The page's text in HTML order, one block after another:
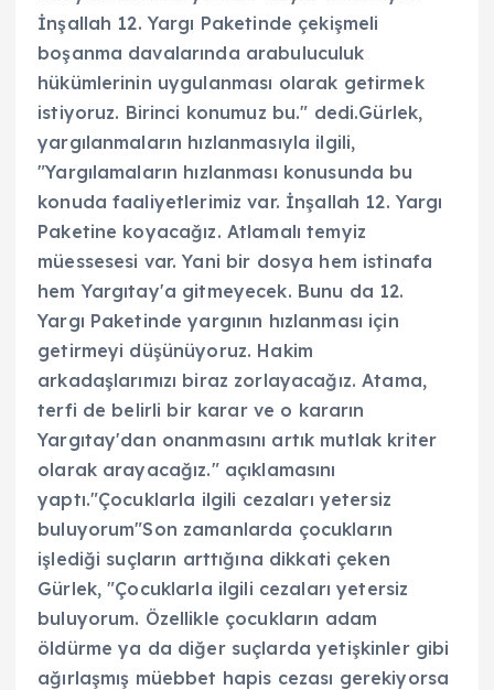
İnşallah 12. Yargı Paketinde çekişmeli
boşanma davalarında arabuluculuk
hükümlerinin uygulanması olarak getirmek
istiyoruz. Birinci konumuz bu." dedi.Gürlek,
yargılanmaların hızlanmasıyla ilgili,
"Yargılamaların hızlanması konusunda bu
konuda faaliyetlerimiz var. İnşallah 12. Yargı
Paketine koyacağız. Atlamalı temyiz
müessesesi var. Yani bir dosya hem istinafa
hem Yargıtay'a gitmeyecek. Bunu da 12.
Yargı Paketinde yargının hızlanması için
getirmeyi düşünüyoruz. Hakim
arkadaşlarımızı biraz zorlayacağız. Atama,
terfi de belirli bir karar ve o kararın
Yargıtay'dan onanmasını artık mutlak kriter
olarak arayacağız." açıklamasını
yaptı."Çocuklarla ilgili cezaları yetersiz
buluyorum"Son zamanlarda çocukların
işlediği suçların arttığına dikkati çeken
Gürlek, "Çocuklarla ilgili cezaları yetersiz
buluyorum. Özellikle çocukların adam
öldürme ya da diğer suçlarda yetişkinler gibi
ağırlaşmış müebbet hapis cezası gerekiyorsa